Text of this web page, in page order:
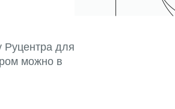
Руцентра для
можно в